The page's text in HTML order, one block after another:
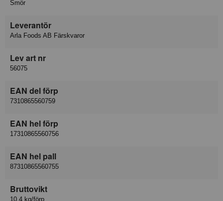
Smör
Leverantör
Arla Foods AB Färskvaror
Lev art nr
56075
EAN del förp
7310865560759
EAN hel förp
17310865560756
EAN hel pall
87310865560755
Bruttovikt
10.4 kg/förp